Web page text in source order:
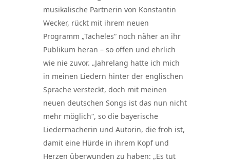
musikalische Partnerin von Konstantin
Wecker, rückt mit ihrem neuen
Programm „Tacheles“ noch näher an ihr
Publikum heran – so offen und ehrlich
wie nie zuvor. „Jahrelang hatte ich mich
in meinen Liedern hinter der englischen
Sprache versteckt, doch mit meinen
neuen deutschen Songs ist das nun nicht
mehr möglich“, so die bayerische
Liedermacherin und Autorin, die froh ist,
damit eine Hürde in ihrem Kopf und
Herzen überwunden zu haben: „Es tut